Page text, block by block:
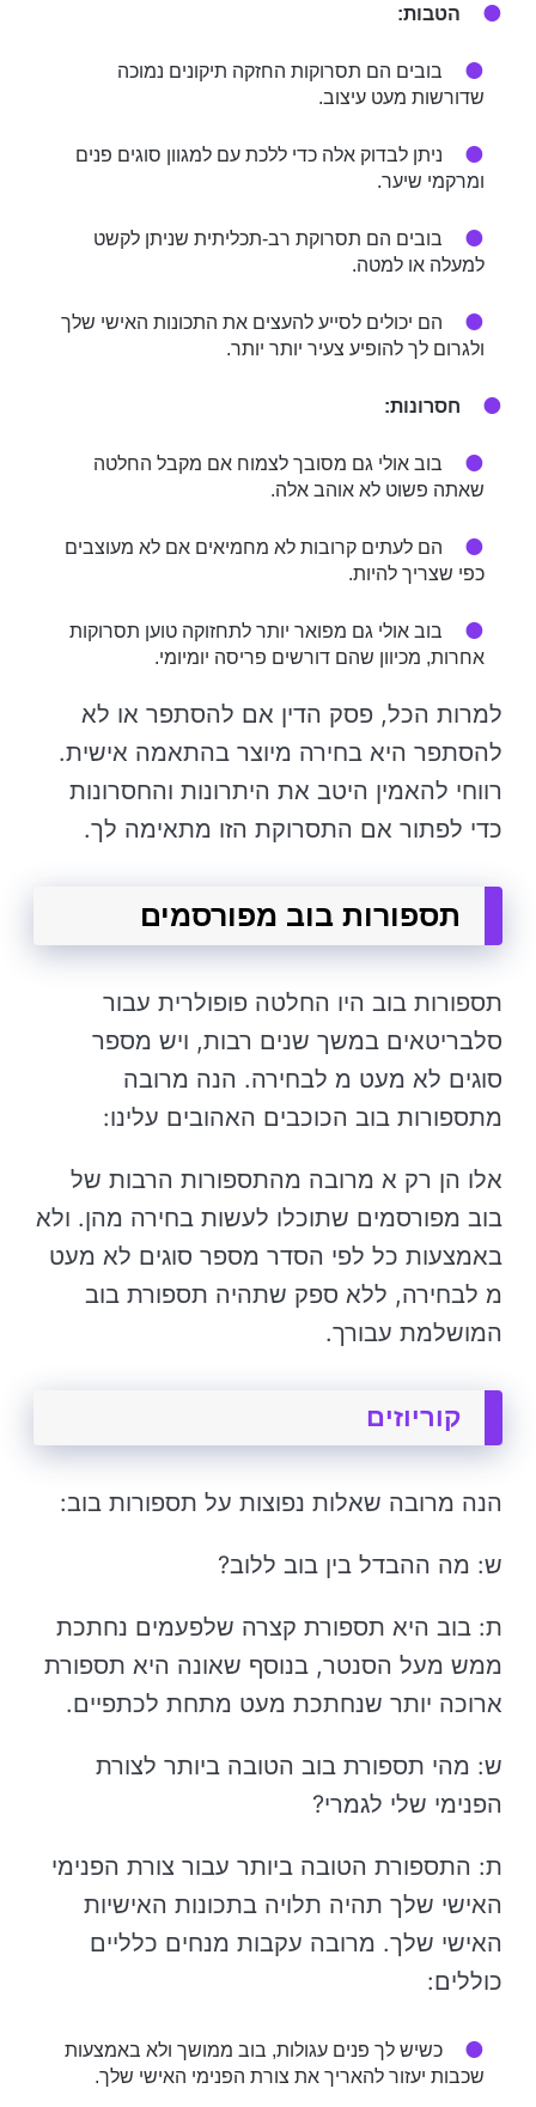
הטבות:
בובים הם תסרוקות החזקה תיקונים נמוכה
שדורשות מעט עיצוב.
ניתן לבדוק אלה כדי ללכת עם למגוון סוגים פנים
ומרקמי שיער.
בובים הם תסרוקת רב-תכליתית שניתן לקשט
למעלה או למטה.
הם יכולים לסייע להעצים את התכונות האישי שלך
ולגרום לך להופיע צעיר יותר יותר.
חסרונות:
בוב אולי גם מסובך לצמוח אם מקבל החלטה
שאתה פשוט לא אוהב אלה.
הם לעתים קרובות לא מחמיאים אם לא מעוצבים
כפי שצריך להיות.
בוב אולי גם מפואר יותר לתחזוקה טוען תסרוקות
אחרות, מכיוון שהם דורשים פריסה יומיומי.
למרות הכל, פסק הדין אם להסתפר או לא
להסתפר היא בחירה מיוצר בהתאמה אישית.
רווחי להאמין היטב את היתרונות והחסרונות
כדי לפתור אם התסרוקת הזו מתאימה לך.
תספורות בוב מפורסמים
תספורות בוב היו החלטה פופולרית עבור
סלבריטאים במשך שנים רבות, ויש מספר
סוגים לא מעט מ לבחירה. הנה מרובה
מתספורות בוב הכוכבים האהובים עלינו:
אלו הן רק א מרובה מהתספורות הרבות של
בוב מפורסמים שתוכלו לעשות בחירה מהן. ולא
באמצעות כל לפי הסדר מספר סוגים לא מעט
מ לבחירה, ללא ספק שתהיה תספורת בוב
המושלמת עבורך.
קוריוזים
הנה מרובה שאלות נפוצות על תספורות בוב:
ש: מה ההבדל בין בוב ללוב?
ת: בוב היא תספורת קצרה שלפעמים נחתכת
ממש מעל הסנטר, בנוסף שאונה היא תספורת
ארוכה יותר שנחתכת מעט מתחת לכתפיים.
ש: מהי תספורת בוב הטובה ביותר לצורת
הפנימי שלי לגמרי?
ת: התספורת הטובה ביותר עבור צורת הפנימי
האישי שלך תהיה תלויה בתכונות האישיות
האישי שלך. מרובה עקבות מנחים כלליים
כוללים:
כשיש לך פנים עגולות, בוב ממושך ולא באמצעות
שכבות יעזור להאריך את צורת הפנימי האישי שלך.